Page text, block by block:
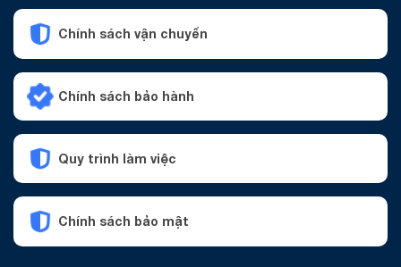
Chính sách vận chuyển
Chính sách bảo hành
Quy trình làm việc
Chính sách bảo mật